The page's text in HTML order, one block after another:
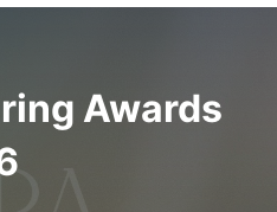
Awards